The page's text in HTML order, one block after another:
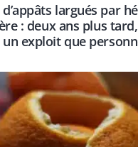
largués par
: deux ans plus
exploit que